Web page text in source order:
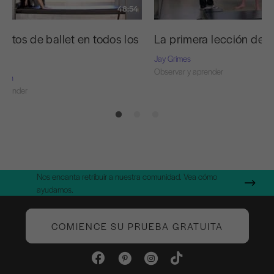
48:54
de ballet en todos los
La primera lección de
Jay Grimes
Observar y aprender
Nos encanta retribuir a nuestra comunidad. Vea cómo
ayudamos.
COMIENCE SU PRUEBA GRATUITA